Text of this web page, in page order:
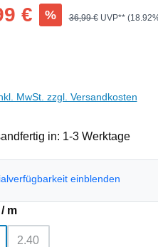
€ % Regulärer Preis:
36,99 € UVP**
MwSt. zzgl. Versandkosten
in: 1-3 Werktage
einblenden
mauswählen
2.40